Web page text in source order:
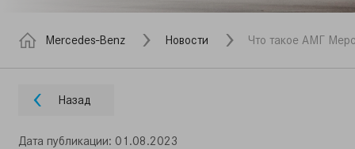
Mercedes-Benz Новости Что такое АМГ
Назад
Дата публикации: 01.08.2023